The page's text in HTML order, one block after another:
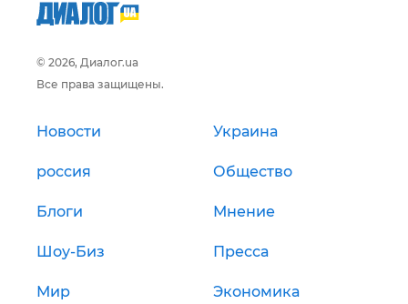
© 2026, Диалог.ua
Все права защищены.
Новости Украина
россия Общество
Блоги Мнение
Шоу-Биз Пресса
Мир Экономика